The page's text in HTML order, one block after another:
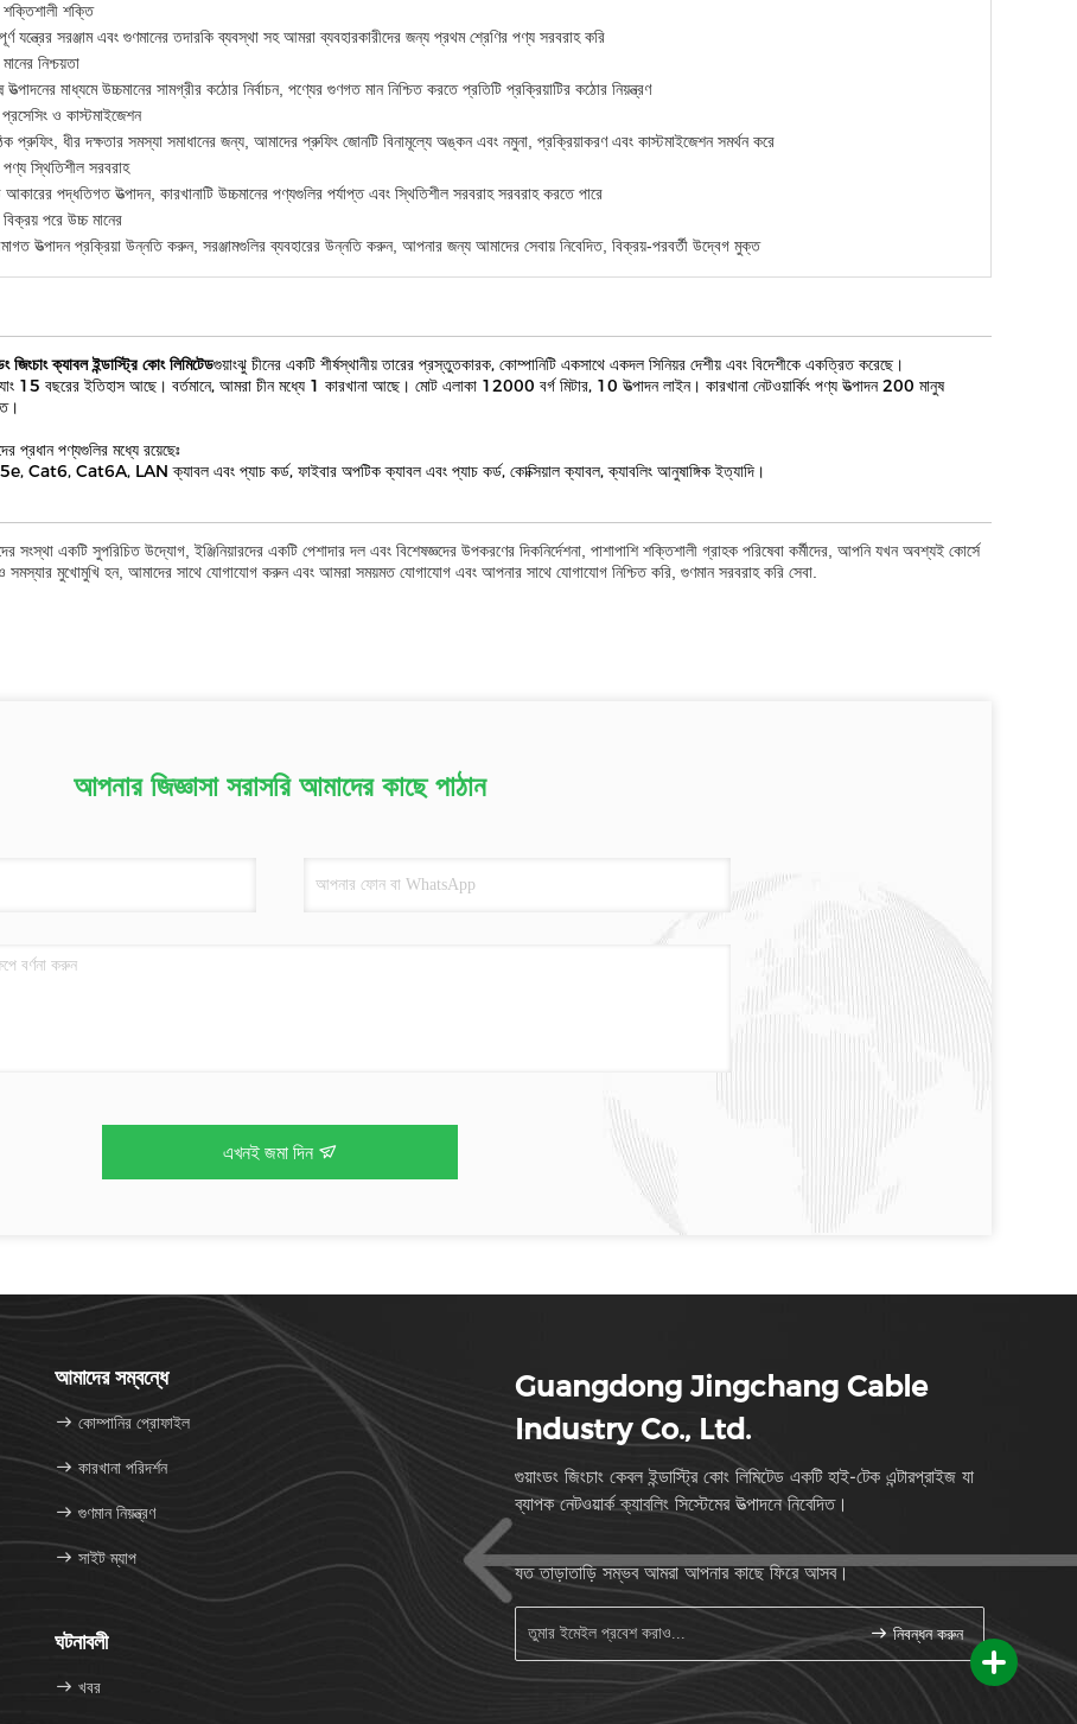
শক্তি
যন্ত্রের সরঞ্জাম এবং গুণমানের তদারকি ব্যবস্থা সহ আমরা ব্যবহারকারীদের জন্য প্রথম শ্রেণির পণ্য সরবরাহ করি
নিশ্চয়তা
উত্পাদনের মাধ্যমে উচ্চমানের সামগ্রীর কঠোর নির্বাচন, পণ্যের গুণগত মান নিশ্চিত করতে প্রতিটি প্রক্রিয়াটির কঠোর নিয়ন্ত্রণ
ও কাস্টমাইজেশন
প্রুফিং, ধীর দক্ষতার সমস্যা সমাধানের জন্য, আমাদের প্রুফিং জোনটি বিনামূল্যে অঙ্কন এবং নমুনা, প্রক্রিয়াকরণ এবং কাস্টমাইজেশন সমর্থন করে
স্থিতিশীল সরবরাহ
পদ্ধতিগত উত্পাদন, কারখানাটি উচ্চমানের পণ্যগুলির পর্যাপ্ত এবং স্থিতিশীল সরবরাহ সরবরাহ করতে পারে
পরে উচ্চ মানের
উত্পাদন প্রক্রিয়া উন্নতি করুন, সরঞ্জামগুলির ব্যবহারের উন্নতি করুন, আপনার জন্য আমাদের সেবায় নিবেদিত, বিক্রয়-পরবর্তী উদ্বেগ মুক্ত
জিংচাং ক্যাবল ইন্ডাস্ট্রি কোং লিমিটেডগুয়াংঝু চীনের একটি শীর্ষস্থানীয় তারের প্রস্তুতকারক, কোম্পানিটি একসাথে একদল সিনিয়র দেশীয় এবং বিদেশীকে একত্রিত করেছে।
15 বছরের ইতিহাস আছে। বর্তমানে, আমরা চীন মধ্যে 1 কারখানা আছে। মোট এলাকা 12000 বর্গ মিটার, 10 উত্পাদন লাইন। কারখানা নেটওয়ার্কিং পণ্য উত্পাদন 200 মানুষ
প্রধান পণ্যগুলির মধ্যে রয়েছেঃ
Cat6, Cat6A, LAN ক্যাবল এবং প্যাচ কর্ড, ফাইবার অপটিক ক্যাবল এবং প্যাচ কর্ড, কোক্সিয়াল ক্যাবল, ক্যাবলিং আনুষাঙ্গিক ইত্যাদি।
সংস্থা একটি সুপরিচিত উদ্যোগ, ইঞ্জিনিয়ারদের একটি পেশাদার দল এবং বিশেষজ্ঞদের উপকরণের দিকনির্দেশনা, পাশাপাশি শক্তিশালী গ্রাহক পরিষেবা কর্মীদের, আপনি যখন অবশ্যই কোর্সে
সমস্যার মুখোমুখি হন, আমাদের সাথে যোগাযোগ করুন এবং আমরা সময়মত যোগাযোগ এবং আপনার সাথে যোগাযোগ নিশ্চিত করি, গুণমান সরবরাহ করি সেবা.
আপনার জিজ্ঞাসা সরাসরি আমাদের কাছে পাঠান
এখনই জমা দিন
আমাদের সম্বন্ধে
কোম্পানির প্রোফাইল
কারখানা পরিদর্শন
গুণমান নিয়ন্ত্রণ
সাইট ম্যাপ
ঘটনাবলী
খবর
Guangdong Jingchang Cable
Industry Co., Ltd.
গুয়াংডং জিংচাং কেবল ইন্ডাস্ট্রি কোং লিমিটেড একটি হাই-টেক এন্টারপ্রাইজ যা
ব্যাপক নেটওয়ার্ক ক্যাবলিং সিস্টেমের উত্পাদনে নিবেদিত।
যত তাড়াতাড়ি সম্ভব আমরা আপনার কাছে ফিরে আসব।
নিবন্ধন করুন